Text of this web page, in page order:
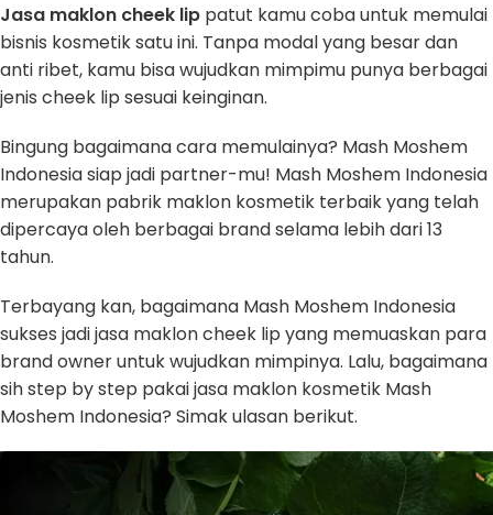
Jasa maklon cheek lip patut kamu coba untuk memulai
bisnis kosmetik satu ini. Tanpa modal yang besar dan
anti ribet, kamu bisa wujudkan mimpimu punya berbagai
jenis cheek lip sesuai keinginan.
Bingung bagaimana cara memulainya? Mash Moshem
Indonesia siap jadi partner-mu! Mash Moshem Indonesia
merupakan pabrik maklon kosmetik terbaik yang telah
dipercaya oleh berbagai brand selama lebih dari 13
tahun.
Terbayang kan, bagaimana Mash Moshem Indonesia
sukses jadi jasa maklon cheek lip yang memuaskan para
brand owner untuk wujudkan mimpinya. Lalu, bagaimana
sih step by step pakai jasa maklon kosmetik Mash
Moshem Indonesia? Simak ulasan berikut.